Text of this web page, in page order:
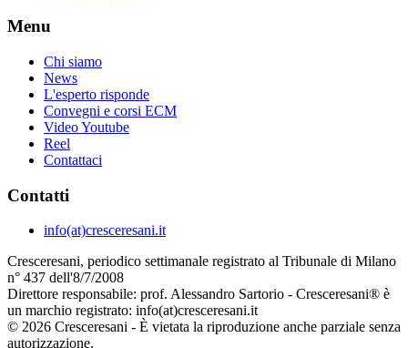
Menu
Chi siamo
News
L'esperto risponde
Convegni e corsi ECM
Video Youtube
Reel
Contattaci
Contatti
info(at)cresceresani.it
Cresceresani, periodico settimanale registrato al Tribunale di Milano
n° 437 dell'8/7/2008
Direttore responsabile: prof. Alessandro Sartorio - Cresceresani® è
un marchio registrato: info(at)cresceresani.it
© 2026 Cresceresani - È vietata la riproduzione anche parziale senza
autorizzazione.